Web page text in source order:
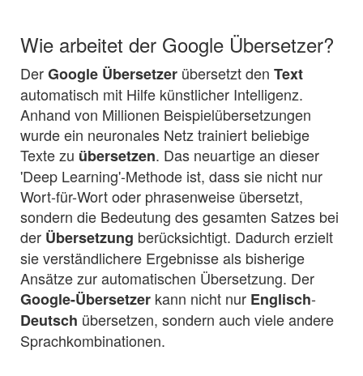
Wie arbeitet der Google Übersetzer?
DerGoogle Übersetzer übersetzt den Text
automatisch mit Hilfe künstlicher Intelligenz.
Anhand von Millionen Beispielübersetzungen
wurde ein neuronales Netz trainiert beliebige
Texte zu übersetzen. Das neuartige an dieser
'Deep Learning'-Methode ist, dass sie nicht nur
Wort-für-Wort oder phrasenweise übersetzt,
sondern die Bedeutung des gesamten Satzes bei
der Übersetzung berücksichtigt. Dadurch erzielt
sie verständlichere Ergebnisse als bisherige
Ansätze zur automatischen Übersetzung. Der
Google-Übersetzer kann nicht nur Englisch-
Deutsch übersetzen, sondern auch viele andere
Sprachkombinationen.